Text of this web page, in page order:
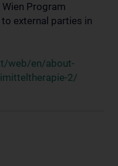
Program
external parties in
web/en/about-
2/